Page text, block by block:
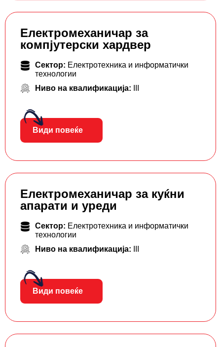
Електромеханичар за
компјутерски хардвер
Сектор: Електротехника и информатички
технологии
Ниво на квалификација:
Види повеќе
Електромеханичар за куќни
апарати и уреди
Сектор: Електротехника и информатички
технологии
Ниво на квалификација:
Види повеќе